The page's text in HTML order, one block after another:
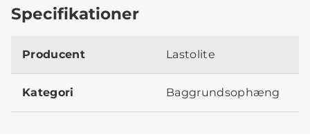
Specifikationer
Producent Lastolite
Kategori Baggrundsophæng